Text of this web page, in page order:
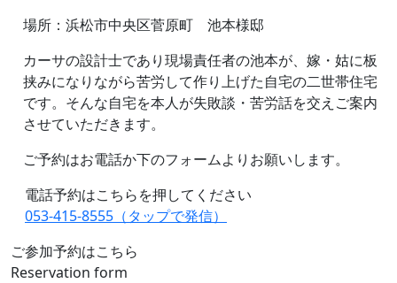
場所：浜松市中央区菅原町 池本様邸
カーサの設計士であり現場責任者の池本が、嫁・姑に板
挟みになりながら苦労して作り上げた自宅の二世帯住宅
です。そんな自宅を本人が失敗談・苦労話を交えご案内
させていただきます。
ご予約はお電話か下のフォームよりお願いします。
電話予約はこちらを押してください
053-415-8555（タップで発信）
ご参加予約はこちら
Reservation form